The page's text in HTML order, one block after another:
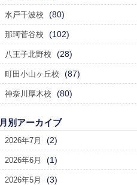
水戸千波校 (80)
那珂菅谷校 (102)
八王子北野校 (28)
町田小山ヶ丘校 (87)
神奈川厚木校 (80)
月別アーカイブ
2026年7月 (2)
2026年6月 (1)
2026年5月 (3)